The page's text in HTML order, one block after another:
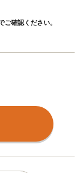
ご確認ください。